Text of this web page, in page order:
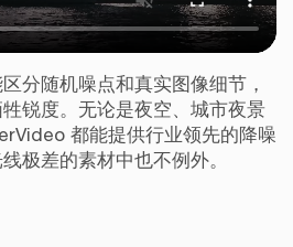
分随机噪点和真实图像细节，
锐度。无论是夜空、城市夜景
都能提供行业领先的降噪
极差的素材中也不例外。